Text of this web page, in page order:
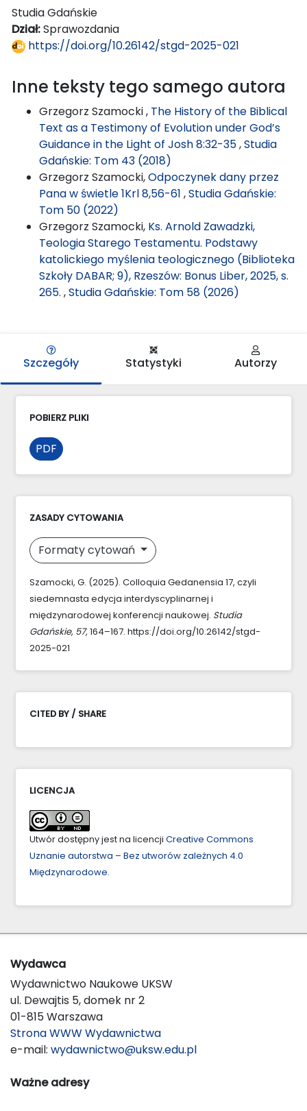
Studia Gdańskie
Dział:Sprawozdania
https://doi.org/10.26142/stgd-2025-021
Inne teksty tego samego autora
Grzegorz Szamocki , The History of the Biblical
Text as a Testimony of Evolution under God’s
Guidance in the Light of Josh 8:32-35,Studia
Gdańskie: Tom 43 (2018)
Grzegorz Szamocki,Odpoczynek dany przez
Pana w świetle 1Krl 8,56-61 ,Studia Gdańskie:
Tom 50 (2022)
Grzegorz Szamocki, Ks. Arnold Zawadzki,
Teologia Starego Testamentu. Podstawy
katolickiego myślenia teologicznego (Biblioteka
Szkoły DABAR; 9), Rzeszów: Bonus Liber, 2025, s.
265. ,Studia Gdańskie: Tom 58 (2026)
Szczegóły Statystyki Autorzy
POBIERZ PLIKI
PDF
ZASADY CYTOWANIA
Formaty cytowań
Szamocki, G. (2025). Colloquia Gedanensia 17, czyli
siedemnasta edycja interdyscyplinarnej i
międzynarodowej konferencji naukowej. Studia
Gdańskie, 57, 164–167. https://doi.org/10.26142/stgd-
2025-021
CITED BY / SHARE
LICENCJA
Utwór dostępny jest na licencji Creative Commons
Uznanie autorstwa – Bez utworów zależnych 4.0
Międzynarodowe.
Wydawca
Wydawnictwo Naukowe UKSW
ul. Dewajtis 5, domek nr 2
01-815 Warszawa
Strona WWW Wydawnictwa
e-mail: wydawnictwo@uksw.edu.pl
Ważne adresy